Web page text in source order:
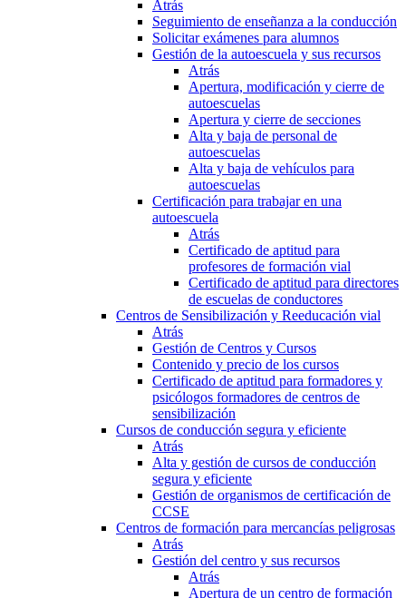
Atrás
Seguimiento de enseñanza a la conducción
Solicitar exámenes para alumnos
Gestión de la autoescuela y sus recursos
Atrás
Apertura, modificación y cierre de
autoescuelas
Apertura y cierre de secciones
Alta y baja de personal de
autoescuelas
Alta y baja de vehículos para
autoescuelas
Certificación para trabajar en una
autoescuela
Atrás
Certificado de aptitud para
profesores de formación vial
Certificado de aptitud para directores
de escuelas de conductores
Centros de Sensibilización y Reeducación vial
Atrás
Gestión de Centros y Cursos
Contenido y precio de los cursos
Certificado de aptitud para formadores y
psicólogos formadores de centros de
sensibilización
Cursos de conducción segura y eficiente
Atrás
Alta y gestión de cursos de conducción
segura y eficiente
Gestión de organismos de certificación de
CCSE
Centros de formación para mercancías peligrosas
Atrás
Gestión del centro y sus recursos
Atrás
Apertura de un centro de formación